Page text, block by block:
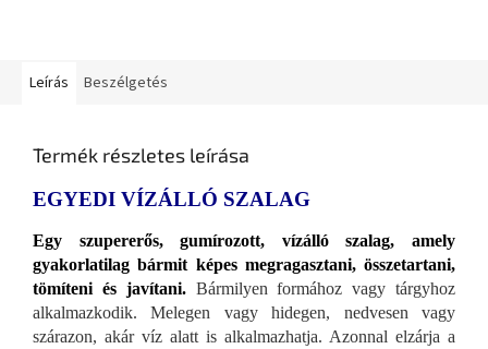
Leírás Beszélgetés
Termék részletes leírása
EGYEDI VÍZÁLLÓ SZALAG
Egy szupererős, gumírozott, vízálló szalag, amely
gyakorlatilag bármit képes megragasztani, összetartani,
tömíteni és javítani. Bármilyen formához vagy tárgyhoz
alkalmazkodik. Melegen vagy hidegen, nedvesen vagy
szárazon, akár víz alatt is alkalmazhatja. Azonnal elzárja a